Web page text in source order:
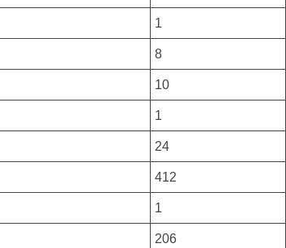
1
8
10
1
24
412
1
206